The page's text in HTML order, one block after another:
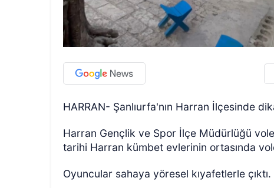
HARRAN- Şanlıurfa'nın Harran İlçesinde
Harran Gençlik ve Spor İlçe Müdürlüğü
tarihi Harran kümbet evlerinin ortasında
Oyuncular sahaya yöresel kıyafetlerle çıktı.